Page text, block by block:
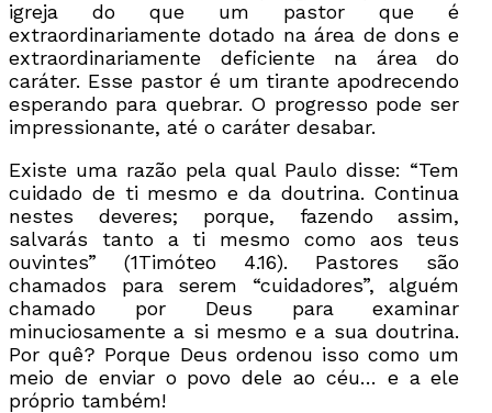
igreja do que um pastor que é
extraordinariamente dotado na área de dons e
extraordinariamente deficiente na área do
caráter. Esse pastor é um tirante apodrecendo
esperando para quebrar. O progresso pode ser
impressionante, até o caráter desabar.
Existe uma razão pela qual Paulo disse: “Tem
cuidado de ti mesmo e da doutrina. Continua
nestes deveres; porque, fazendo assim,
salvarás tanto a ti mesmo como aos teus
ouvintes” (1Timóteo 4.16). Pastores são
chamados para serem “cuidadores”, alguém
chamado por Deus para examinar
minuciosamente a si mesmo e a sua doutrina.
Por quê? Porque Deus ordenou isso como um
meio de enviar o povo dele ao céu… e a ele
próprio também!